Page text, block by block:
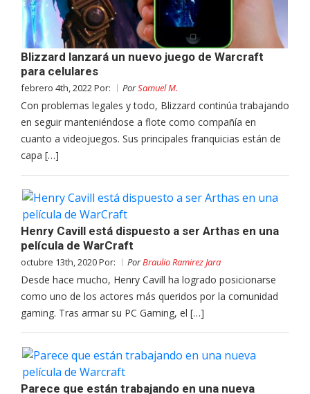
Blizzard lanzará un nuevo juego de Warcraft
para celulares
febrero 4th, 2022 Por: PorSamuel M.
Con problemas legales y todo, Blizzard continúa trabajando
en seguir manteniéndose a flote como compañía en
cuanto a videojuegos. Sus principales franquicias están de
capa […]
Henry Cavill está dispuesto a ser Arthas en una
película de WarCraft
octubre 13th, 2020 Por: PorBraulio Ramirez Jara
Desde hace mucho, Henry Cavill ha logrado posicionarse
como uno de los actores más queridos por la comunidad
gaming. Tras armar su PC Gaming, el […]
Parece que están trabajando en una nueva